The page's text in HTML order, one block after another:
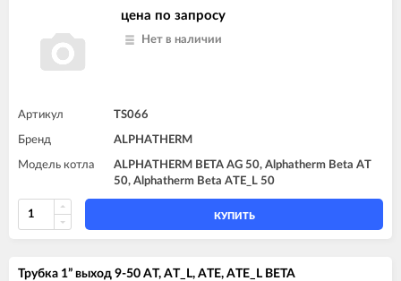
цена по запросу
Нет в наличии
Артикул TS066
Бренд ALPHATHERM
Модель котла
ALPHATHERM BETA AG 50, Alphatherm Beta AT
50, Alphatherm Beta ATE_L 50
КУПИТЬ
Трубка 1” выход 9-50 AT, AT_L, ATE, ATE_L BETA